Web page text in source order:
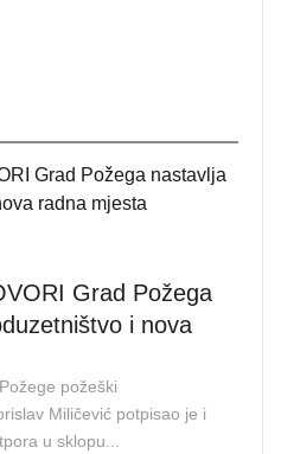
Grad Požega
i nova
požeški
Miličević potpisao je i
u sklopu...